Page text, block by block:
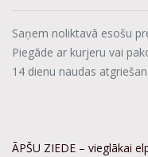
Saņem noliktavā esošu
Piegāde ar kurjeru vai
14 dienu naudas
ĀPŠU ZIEDE – vieglākai